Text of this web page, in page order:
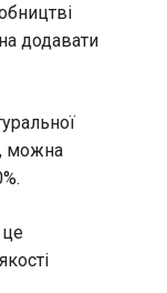
додавати
можна
це